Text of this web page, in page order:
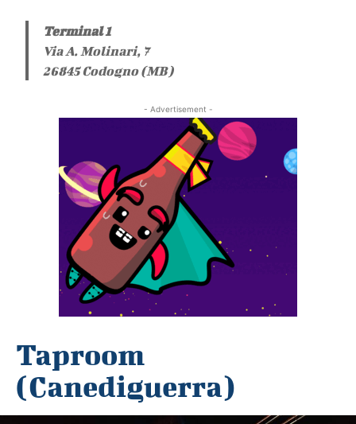
Terminal 1
Via A. Molinari, 7
26845 Codogno (MB)
- Advertisement -
Taproom
(Canediguerra)